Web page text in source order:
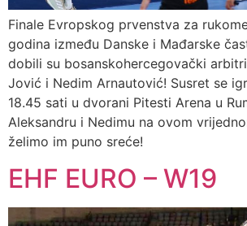
Finale Evropskog prvenstva za
godina između Danske i Mađarske
dobili su bosanskohercegovački
Jović i Nedim Arnautović! Susret se
18.45 sati u dvorani Pitesti Arena u
Aleksandru i Nedimu na ovom
želimo im puno sreće!
EHF EURO – W19